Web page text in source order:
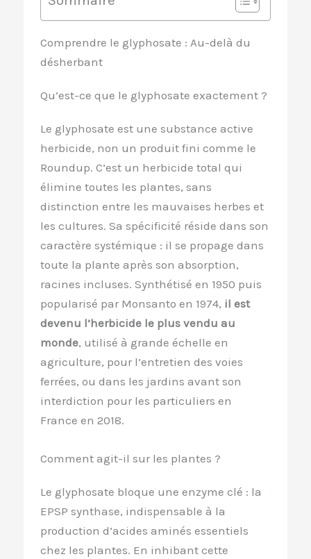
Comprendre le glyphosate : Au-delà du
désherbant
Qu’est-ce que le glyphosate exactement ?
Le glyphosate est une substance active
herbicide, non un produit fini comme le
Roundup. C’est un herbicide total qui
élimine toutes les plantes, sans
distinction entre les mauvaises herbes et
les cultures. Sa spécificité réside dans son
caractère systémique : il se propage dans
toute la plante après son absorption,
racines incluses. Synthétisé en 1950 puis
popularisé par Monsanto en 1974, il est
devenu l’herbicide le plus vendu au
monde, utilisé à grande échelle en
agriculture, pour l’entretien des voies
ferrées, ou dans les jardins avant son
interdiction pour les particuliers en
France en 2018.
Comment agit-il sur les plantes ?
Le glyphosate bloque une enzyme clé : la
EPSP synthase, indispensable à la
production d’acides aminés essentiels
chez les plantes. En inhibant cette